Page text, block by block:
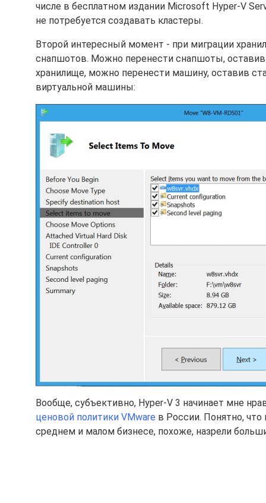
числе в бесплатном издании Microsoft Hyper-V
не потребуется создавать кластеры.
Второй интересный момент - при миграции
снапшотов. Можно перенести снапшоты,
хранилище, можно перенести машину, оставив
виртуальной машины:
Вообще, субъективно, Hyper-V 3 начинает мне
ценовой политики VMware в России. Понятно,
среднем и малом бизнесе, похоже, назрели